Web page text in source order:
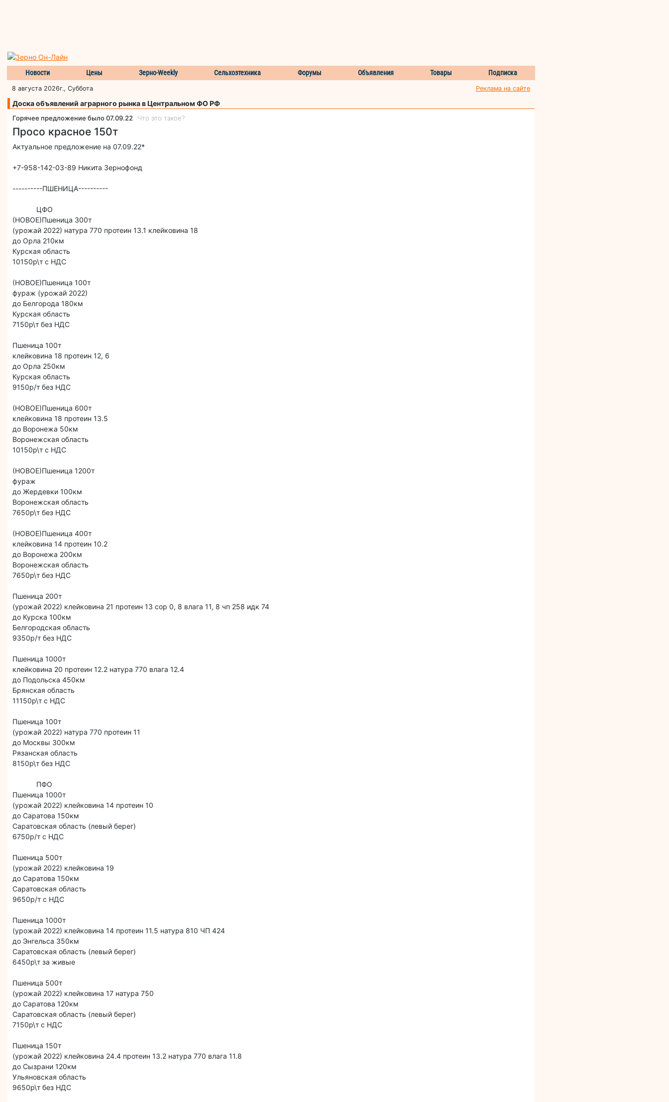
Новости Цены Зерно-Weekly Сельхозтехника Форумы Объявления Товары Подписка
8 августа 2026г., Суббота Реклама на сайте
Доска объявлений аграрного рынка в Центральном ФО РФ
Горячее предложение было 07.09.22 Что это такое?
Просо красное 150т
Актуальное предложение на 07.09.22*
+7-958-142-03-89 Никита Зернофонд
----------ПШЕНИЦА----------
ЦФО
(НОВОЕ)Пшеница 300т
(урожай 2022) натура 770 протеин 13.1 клейковина 18
до Орла 210км
Курская область
10150р\т с НДС
(НОВОЕ)Пшеница 100т
фураж (урожай 2022)
до Белгорода 180км
Курская область
7150р\т без НДС
Пшеница 100т
клейковина 18 протеин 12, 6
до Орла 250км
Курская область
9150р/т без НДС
(НОВОЕ)Пшеница 600т
клейковина 18 протеин 13.5
до Воронежа 50км
Воронежская область
10150р\т с НДС
(НОВОЕ)Пшеница 1200т
фураж
до Жердевки 100км
Воронежская область
7650р\т без НДС
(НОВОЕ)Пшеница 400т
клейковина 14 протеин 10.2
до Воронежа 200км
Воронежская область
7650р\т без НДС
Пшеница 200т
(урожай 2022) клейковина 21 протеин 13 сор 0, 8 влага 11, 8 чп 258 идк 74
до Курска 100км
Белгородская область
9350р/т без НДС
Пшеница 1000т
клейковина 20 протеин 12.2 натура 770 влага 12.4
до Подольска 450км
Брянская область
11150р\т с НДС
Пшеница 100т
(урожай 2022) натура 770 протеин 11
до Москвы 300км
Рязанская область
8150р\т без НДС
ПФО
Пшеница 1000т
(урожай 2022) клейковина 14 протеин 10
до Саратова 150км
Саратовская область (левый берег)
6750р/т с НДС
Пшеница 500т
(урожай 2022) клейковина 19
до Саратова 150км
Саратовская область
9650р/т с НДС
Пшеница 1000т
(урожай 2022) клейковина 14 протеин 11.5 натура 810 ЧП 424
до Энгельса 350км
Саратовская область (левый берег)
6450р\т за живые
Пшеница 500т
(урожай 2022) клейковина 17 натура 750
до Саратова 120км
Саратовская область (левый берег)
7150р\т с НДС
Пшеница 150т
(урожай 2022) клейковина 24.4 протеин 13.2 натура 770 влага 11.8
до Сызрани 120км
Ульяновская область
9650р\т без НДС